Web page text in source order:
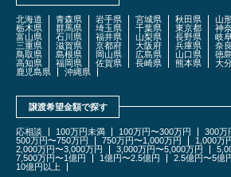
北海道 青森県 岩手県 宮城県 秋田県 山
栃木県
群馬県 埼玉県 千葉県 東京都 神
富山県
石川県 福井県 山梨県 長野県 岐
三重県
滋賀県 京都府 大阪府 兵庫県 奈
鳥取県
島根県 岡山県 広島県 山口県 徳
高知県
福岡県 佐賀県 長崎県 熊本県 大
鹿児島県
沖縄県
譲渡希望金額で探す
応相談 100万円未満 100万円〜300万円
300万
500万円〜750万円
750万円〜1,000万円
1,000万
2,000万円〜3,000万円
3,000万円〜5,000万円
7,500万円〜1億円
1億円〜2.5億円 2.5億円〜5億
10億円以上